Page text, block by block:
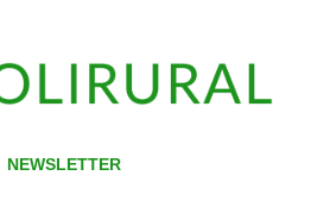
NEWSLETTER